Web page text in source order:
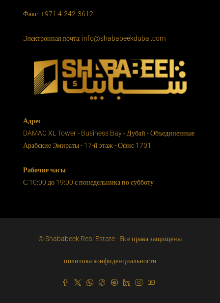
Факс: +971 4-242-3612
Электронная почта: info@shababeekdubai.com
Адрес
DAMAC XL Tower - Business Bay - Дубай - Объединенные
Арабские Эмираты - 17-й этаж - Офис 1701
Рабочие часы
С 10:00 до 19:00 с понедельника по субботу
© Shababeek Real Estate - Все права защищены
политика конфиденциальности